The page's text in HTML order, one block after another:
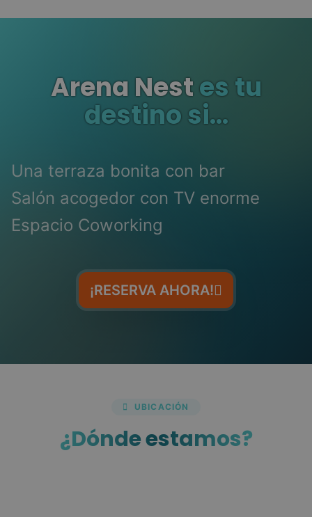
Arena Nestes tu
destino si...
Una terraza bonita con bar
Salón acogedor con TV enorme
Espacio Coworking
¡RESERVA AHORA!
UBICACIÓN
¿Dónde estamos?